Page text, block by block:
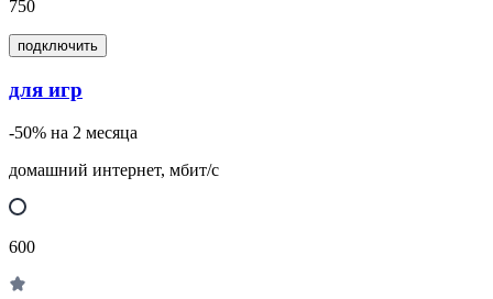
750
подключить
для игр
-50% на 2 месяца
домашний интернет, мбит/с
600